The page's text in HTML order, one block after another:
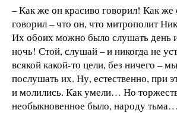
– Как же он красиво говорил! Как же
говорил – что он, что митрополит
Их обоих можно было слушать день
ночь! Стой, слушай – и никогда не
всякой какой-то цели, без ничего –
послушать их. Ну, естественно, при
и молились. Как умели… Но
необыкновенное было, народу тьма…